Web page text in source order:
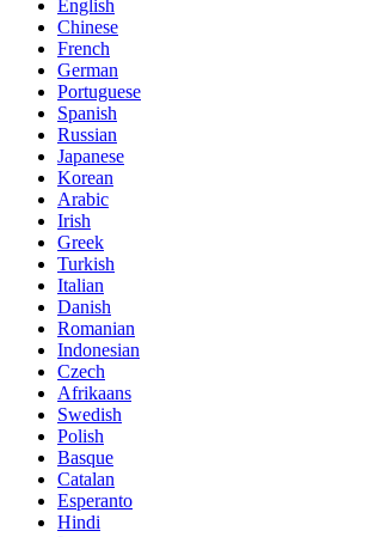
English
Chinese
French
German
Portuguese
Spanish
Russian
Japanese
Korean
Arabic
Irish
Greek
Turkish
Italian
Danish
Romanian
Indonesian
Czech
Afrikaans
Swedish
Polish
Basque
Catalan
Esperanto
Hindi